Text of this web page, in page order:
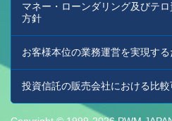
マネー・ローンダリング及びテ
方針
お客様本位の業務運営を実現す
投資信託の販売会社における比